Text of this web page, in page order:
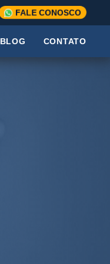
FALE CONOSCO
BLOG CONTATO